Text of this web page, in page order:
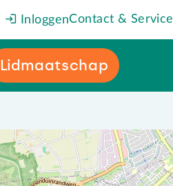
InloggenContact & Service
Lidmaatschap